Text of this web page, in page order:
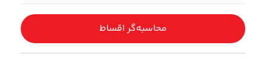
محاسبه‌گر اقساط